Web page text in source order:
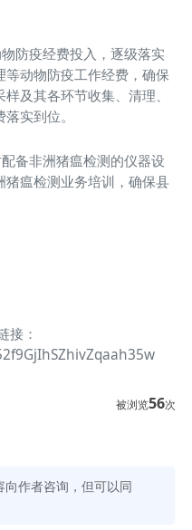
防疫经费投入，逐级落实
动物防疫工作经费，确保
及其各环节收集、清理、
实到位。
备非洲猪瘟检测的仪器设
瘟检测业务培训，确保县
接：
被浏览56次
作者咨询，但可以同